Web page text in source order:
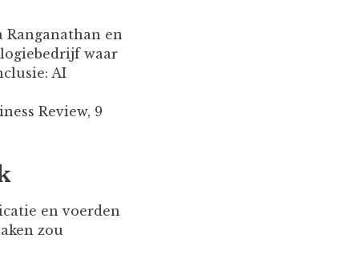
en
waar
AI
Review, 9
en voerden
zou